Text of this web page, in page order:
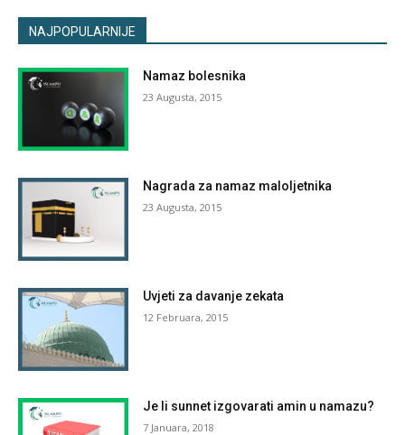
NAJPOPULARNIJE
Namaz bolesnika
23 Augusta, 2015
Nagrada za namaz maloljetnika
23 Augusta, 2015
Uvjeti za davanje zekata
12 Februara, 2015
Je li sunnet izgovarati amin u namazu?
7 Januara, 2018